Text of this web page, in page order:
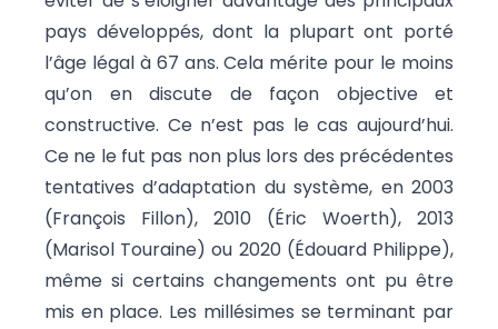
pays développés, dont la plupart ont porté
l’âge légal à 67 ans. Cela mérite pour le moins
qu’on en discute de façon objective et
constructive. Ce n’est pas le cas aujourd’hui.
Ce ne le fut pas non plus lors des précédentes
tentatives d’adaptation du système, en 2003
(François Fillon), 2010 (Éric Woerth), 2013
(Marisol Touraine) ou 2020 (Édouard Philippe),
même si certains changements ont pu être
mis en place. Les millésimes se terminant par